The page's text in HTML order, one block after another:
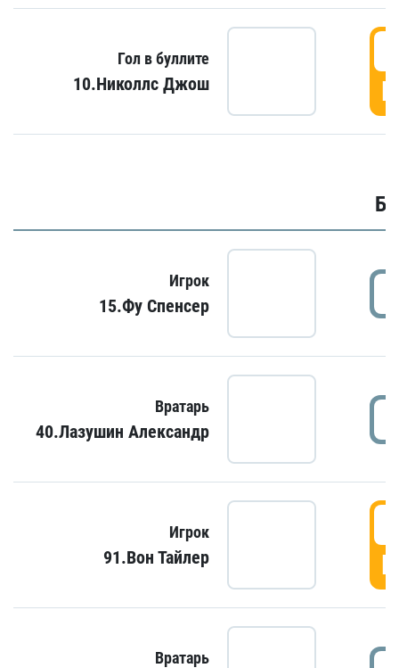
Гол в буллите
10.Николлс Джош
Игрок
15.Фу Спенсер
Вратарь
40.Лазушин Александр
Игрок
91.Вон Тайлер
Вратарь